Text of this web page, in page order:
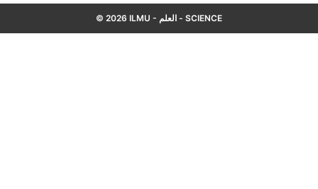
© 2026 ILMU - العلم - SCIENCE